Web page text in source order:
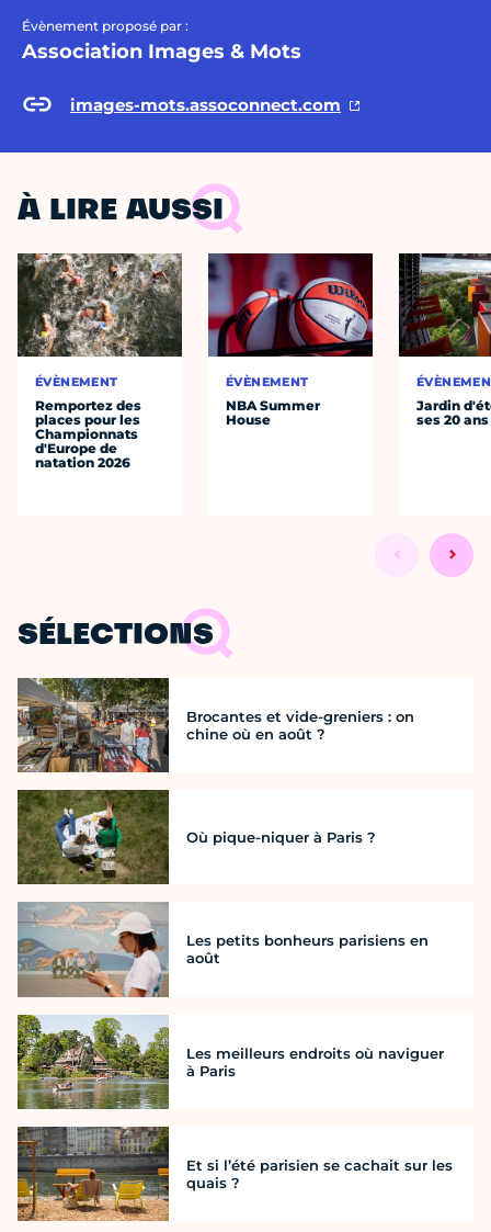
Évènement proposé par :
Association Images & Mots
images-mots.assoconnect.com
À LIRE AUSSI
ÉVÈNEMENT
Remportez des
places pour les
Championnats
d'Europe de
natation 2026
ÉVÈNEMENT
NBA Summer
House
Jardin
ses 20 ans
SÉLECTIONS
Brocantes et vide-greniers : on
chine où en août ?
Où pique-niquer à Paris ?
Les petits bonheurs parisiens en
août
Les meilleurs endroits où naviguer
à Paris
Et si l’été parisien se cachait sur les
quais ?